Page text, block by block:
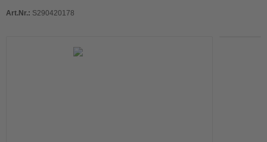
Art.Nr.: S290420178